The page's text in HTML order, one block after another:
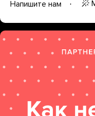
Напишите нам